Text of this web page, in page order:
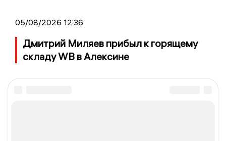
05/08/2026 12:36
Дмитрий Миляев прибыл к горящему
складу WB в Алексине